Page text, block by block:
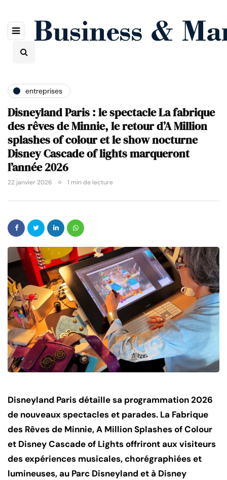
entreprises
Disneyland Paris : le spectacle La fabrique
des rêves de Minnie, le retour d’A Million
splashes of colour et le show nocturne
Disney Cascade of lights marqueront
l’année 2026
22 janvier 2026 1 min de lecture
Disneyland Paris détaille sa programmation 2026
de nouveaux spectacles et parades. La Fabrique
des Rêves de Minnie, A Million Splashes of Colour
et Disney Cascade of Lights offriront aux visiteurs
des expériences musicales, chorégraphiées et
lumineuses, au Parc Disneyland et à Disney